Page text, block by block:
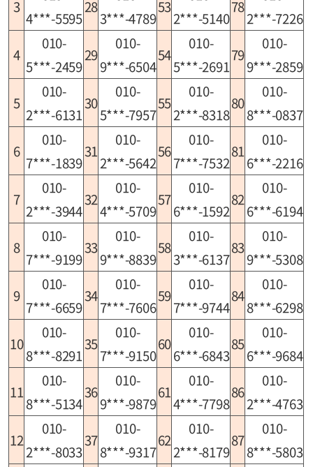
3
4***-5595
28
3***-4789
53
2***-5140
78
2***-7226
4
010-
5***-2459
29
010-
9***-6504
54
010-
5***-2691
79
010-
9***-2859
5
010-
2***-6131
30
010-
5***-7957
55
010-
2***-8318
80
010-
8***-0837
6
010-
7***-1839
31
010-
2***-5642
56
010-
7***-7532
81
010-
6***-2216
7
010-
2***-3944
32
010-
4***-5709
57
010-
6***-1592
82
010-
6***-6194
8
010-
7***-9199
33
010-
9***-8839
58
010-
3***-6137
83
010-
9***-5308
9
010-
7***-6659
34
010-
7***-7606
59
010-
7***-9744
84
010-
8***-6298
10
010-
8***-8291
35
010-
7***-9150
60
010-
6***-6843
85
010-
6***-9684
11
010-
8***-5134
36
010-
9***-9879
61
010-
4***-7798
86
010-
2***-4763
12
010-
2***-8033
37
010-
8***-9317
62
010-
2***-8179
87
010-
8***-5803